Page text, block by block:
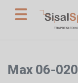
Max 06-020